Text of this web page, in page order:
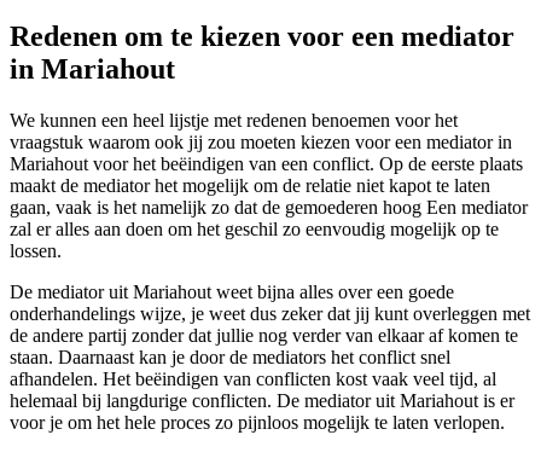
Redenen om te kiezen voor een mediator
in Mariahout
We kunnen een heel lijstje met redenen benoemen voor het
vraagstuk waarom ook jij zou moeten kiezen voor een mediator in
Mariahout voor het beëindigen van een conflict. Op de eerste plaats
maakt de mediator het mogelijk om de relatie niet kapot te laten
gaan, vaak is het namelijk zo dat de gemoederen hoog Een mediator
zal er alles aan doen om het geschil zo eenvoudig mogelijk op te
lossen.
De mediator uit Mariahout weet bijna alles over een goede
onderhandelings wijze, je weet dus zeker dat jij kunt overleggen met
de andere partij zonder dat jullie nog verder van elkaar af komen te
staan. Daarnaast kan je door de mediators het conflict snel
afhandelen. Het beëindigen van conflicten kost vaak veel tijd, al
helemaal bij langdurige conflicten. De mediator uit Mariahout is er
voor je om het hele proces zo pijnloos mogelijk te laten verlopen.